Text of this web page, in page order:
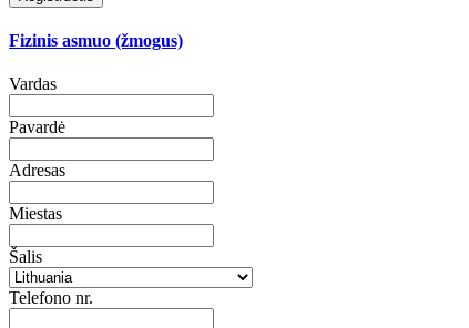
Fizinis asmuo (žmogus)
Vardas
Pavardė
Adresas
Miestas
Šalis
Telefono nr.